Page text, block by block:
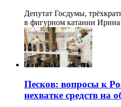
Депутат Госдумы,
в фигурном катании
Песков: вопросы к
нехватке средств на